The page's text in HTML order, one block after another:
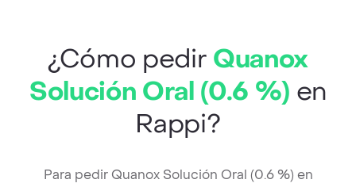
¿Cómo pedir Quanox
Solución Oral (0.6 %) en
Rappi?
Para pedir Quanox Solución Oral (0.6 %) en